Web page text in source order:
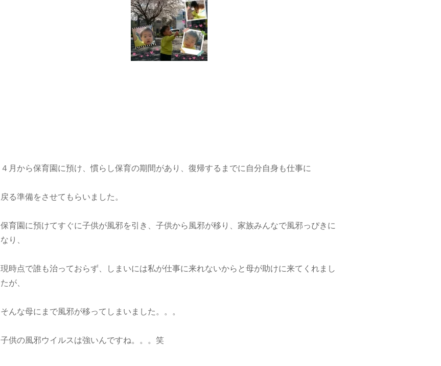
４月から保育園に預け、慣らし保育の期間があり、復帰するまでに自分自身も仕事に
戻る準備をさせてもらいました。
保育園に預けてすぐに子供が風邪を引き、子供から風邪が移り、家族みんなで風邪っぴきに
なり、
現時点で誰も治っておらず、しまいには私が仕事に来れないからと母が助けに来てくれまし
たが、
そんな母にまで風邪が移ってしまいました。。。
子供の風邪ウイルスは強いんですね。。。笑